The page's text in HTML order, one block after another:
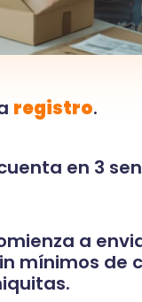
registro.
en 3
a
mínimos de